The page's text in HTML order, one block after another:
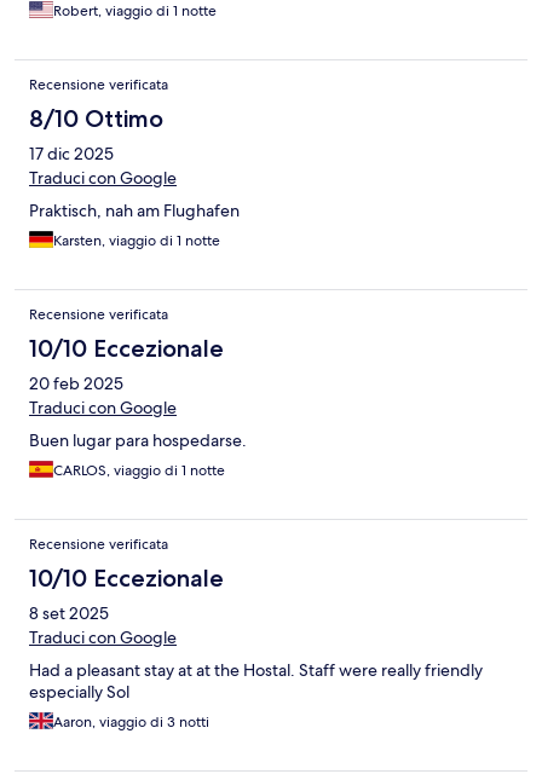
Robert, viaggio di 1 notte
Recensione verificata
8/10 Ottimo
17 dic 2025
Traduci con Google
Praktisch, nah am Flughafen
Karsten, viaggio di 1 notte
Recensione verificata
10/10 Eccezionale
20 feb 2025
Traduci con Google
Buen lugar para hospedarse.
CARLOS, viaggio di 1 notte
Recensione verificata
10/10 Eccezionale
8 set 2025
Traduci con Google
Had a pleasant stay at at the Hostal. Staff were really friendly
especially Sol
Aaron, viaggio di 3 notti